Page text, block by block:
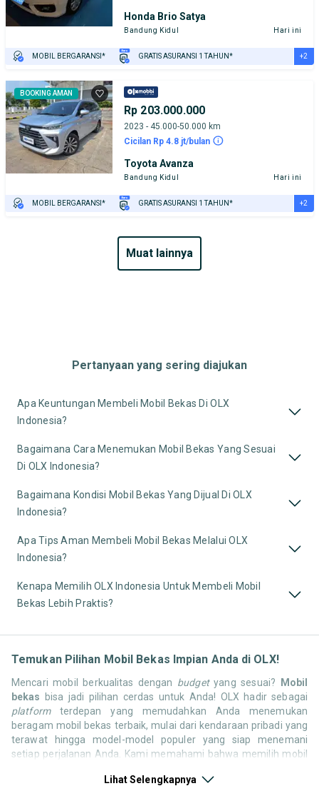
Honda Brio Satya
Bandung Kidul Hari ini
MOBIL BERGARANSI* GRATIS ASURANSI 1 TAHUN* +2
BOOKING AMAN
Rp 203.000.000
2023 - 45.000-50.000 km
Cicilan Rp 4.8 jt/bulan
Toyota Avanza
Bandung Kidul Hari ini
MOBIL BERGARANSI* GRATIS ASURANSI 1 TAHUN* +2
muat lainnya
Pertanyaan yang sering diajukan
Apa Keuntungan Membeli Mobil Bekas Di OLX
Indonesia?
Bagaimana Cara Menemukan Mobil Bekas Yang Sesuai
Di OLX Indonesia?
Bagaimana Kondisi Mobil Bekas Yang Dijual Di OLX
Indonesia?
Apa Tips Aman Membeli Mobil Bekas Melalui OLX
Indonesia?
Kenapa Memilih OLX Indonesia Untuk Membeli Mobil
Bekas Lebih Praktis?
Temukan Pilihan Mobil Bekas Impian Anda di OLX!
Mencari mobil berkualitas dengan budgetyang sesuai? Mobil
bekas bisa jadi pilihan cerdas untuk Anda! OLX hadir sebagai
platformterdepan yang memudahkan Anda menemukan
beragam mobil bekas terbaik, mulai dari kendaraan pribadi yang
terawat hingga model-model populer yang siap menemani
setiap perjalanan Anda. Kami memahami bahwa memilih mobil
ribuan daftar dari penjual terpercaya di seluruh Indonesia.
Lihat Selengkapnya